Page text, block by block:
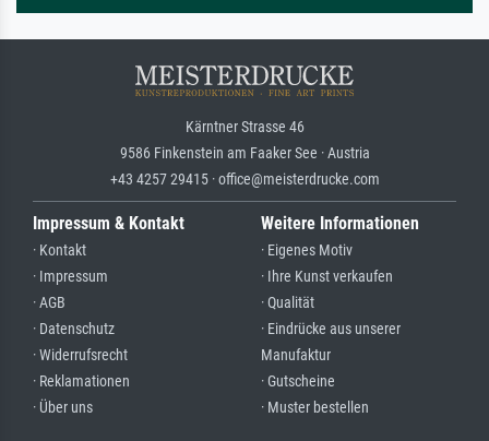
Kärntner Strasse 46
9586 Finkenstein am Faaker See · Austria
+43 4257 29415 · office@meisterdrucke.com
Impressum & Kontakt
· Kontakt
· Impressum
· AGB
· Datenschutz
· Widerrufsrecht
· Reklamationen
· Über uns
Weitere Informationen
· Eigenes Motiv
· Ihre Kunst verkaufen
· Qualität
· Eindrücke aus unserer
Manufaktur
· Gutscheine
· Muster bestellen